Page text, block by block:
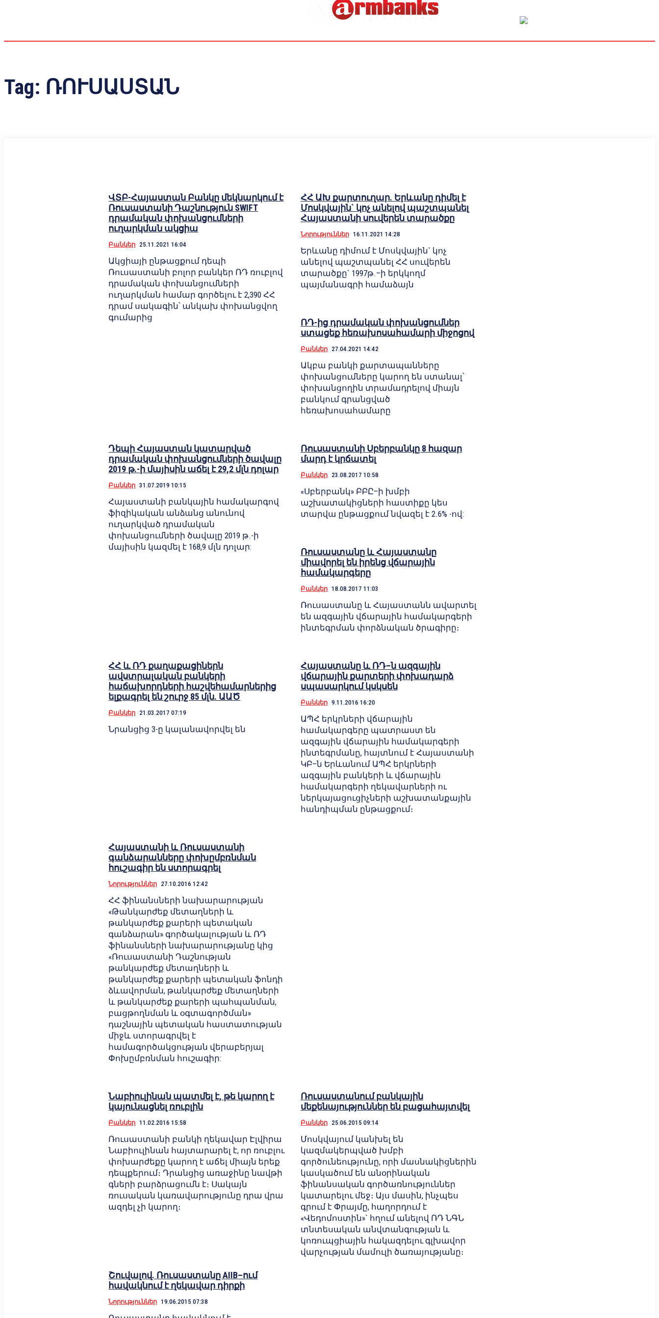
Tag: ՌՈՒՍԱՍՏԱՆ
ՎՏԲ-Հայաստան Բանկը մեկնարկում է
Ռուսաստանի Դաշնություն SWIFT
դրամական փոխանցումների
ուղարկման ակցիա
Բանկեր 25.11.2021 16:04
Ակցիայի ընթացքում դեպի
Ռուսաստանի բոլոր բանկեր ՌԴ ռուբլով
դրամական փոխանցումների
ուղարկման համար գործելու է 2,390 ՀՀ
դրամ սակագին՝ անկախ փոխանցվող
գումարից
ՀՀ ԱԽ քարտուղար. Երևանը դիմել է
Մոսկվային` կոչ անելով պաշտպանել
Հայաստանի սուվերեն տարածքը
Նորություններ 16.11.2021 14:28
Երևանը դիմում է Մոսկվային` կոչ
անելով պաշտպանել ՀՀ սուվերեն
տարածքը` 1997թ.–ի երկկողմ
պայմանագրի համաձայն
ՌԴ-ից դրամական փոխանցումներ
ստացեք հեռախոսահամարի միջոցով
Բանկեր 27.04.2021 14:42
Ակբա բանկի քարտապանները
փոխանցումները կարող են ստանալ՝
փոխանցողին տրամադրելով միայն
բանկում գրանցված
հեռախոսահամարը
Դեպի Հայաստան կատարված
դրամական փոխանցումների ծավալը
2019 թ.-ի մայիսին աճել է 29,2 մլն դոլար
Բանկեր 31.07.2019 10:15
Հայաստանի բանկային համակարգով
ֆիզիկական անձանց անունով
ուղարկված դրամական
փոխանցումների ծավալը 2019 թ.-ի
մայիսին կազմել է 168,9 մլն դոլար:
Ռուսաստանի Սբերբանկը 8 հազար
մարդ է կրճատել
Բանկեր 23.08.2017 10:58
«Սբերբանկ» ԲԲԸ–ի խմբի
աշխատակիցների հաստիքը կես
տարվա ընթացքում նվազել է 2.6% -ով:
Ռուսաստանը և Հայաստանը
միավորել են իրենց վճարային
համակարգերը
Բանկեր 18.08.2017 11:03
Ռուսաստանը և Հայաստանն ավարտել
են ազգային վճարային համակարգերի
ինտեգրման փորձնական ծրագիրը։
ՀՀ և ՌԴ քաղաքացիներն
ավստրալական բանկերի
հաճախորդների հաշվեհամարներից
ելքագրել են շուրջ 85 մլն. ԱԱԾ
Բանկեր 21.03.2017 07:19
Նրանցից 3-ը կալանավորվել են
Հայաստանը և ՌԴ–ն ազգային
վճարային քարտերի փոխադարձ
սպասարկում կսկսեն
Բանկեր 9.11.2016 16:20
ԱՊՀ երկրների վճարային
համակարգերը պատրաստ են
ազգային վճարային համակարգերի
ինտեգրմանը, հայտնում է Հայաստանի
ԿԲ–ն Երևանում ԱՊՀ երկրների
ազգային բանկերի և վճարային
համակարգերի ղեկավարների ու
ներկայացուցիչների աշխատանքային
հանդիպման ընթացքում։
Հայաստանի և Ռուսաստանի
գանձարանները փոխըմբռնման
հուշագիր են ստորագրել
Նորություններ 27.10.2016 12:42
ՀՀ ֆինանսների նախարարության
«Թանկարժեք մետաղների և
թանկարժեք քարերի պետական
գանձարան» գործակալության և ՌԴ
ֆինանսների նախարարությանը կից
«Ռուսաստանի Դաշնության
թանկարժեք մետաղների և
թանկարժեք քարերի պետական ֆոնդի
ձևավորման, թանկարժեք մետաղների
և թանկարժեք քարերի պահպանման,
բացթողնման և օգտագործման»
դաշնային պետական հաստատության
միջև ստորագրվել է
համագործակցության վերաբերյալ
Փոխըմբռնման հուշագիր:
Նաբիուլինան պատմել է, թե կարող է
կայունացնել ռուբլին
Բանկեր 11.02.2016 15:58
Ռուսաստանի բանկի ղեկավար Էլվիրա
Նաբիուլինան հայտարարել է, որ ռուբլու
փոխարժեքը կարող է աճել միայն երեք
դեպքերում։ Դրանցից առաջինը նավթի
գների բարձրացումն է։ Սակայն
ռուսական կառավարությունը դրա վրա
ազդել չի կարող։
Ռուսաստանում բանկային
մեքենայություններ են բացահայտվել
Բանկեր 25.06.2015 09:14
Մոսկվայում կանխել են
կազմակերպված խմբի
գործունեությունը, որի մասնակիցներին
կասկածում են անօրինական
ֆինանսական գործառնություններ
կատարելու մեջ։ Այս մասին, ինչպես
գրում է Փրայմը, հաղորդում է
«Վեդոմոստին»` հղում անելով ՌԴ ՆԳՆ
տնտեսական անվտանգության և
կոռուպցիային հակազդելու գլխավոր
վարչության մամուլի ծառայությանը։
Շուվալով. Ռուսաստանը AIIB–ում
հավակնում է ղեկավար դիրքի
Նորություններ 19.06.2015 07:38